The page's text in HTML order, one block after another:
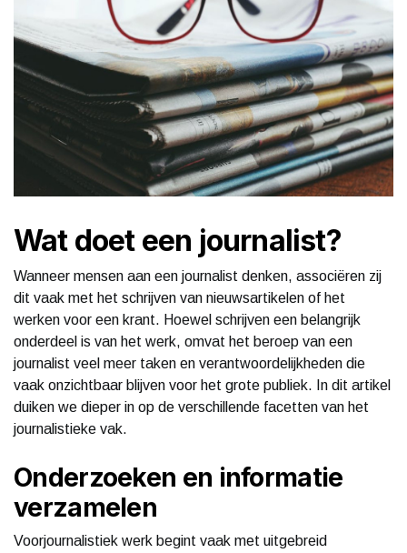
Wat doet een journalist?
Wanneer mensen aan een journalist denken, associëren zij
dit vaak met het schrijven van nieuwsartikelen of het
werken voor een krant. Hoewel schrijven een belangrijk
onderdeel is van het werk, omvat het beroep van een
journalist veel meer taken en verantwoordelijkheden die
vaak onzichtbaar blijven voor het grote publiek. In dit artikel
duiken we dieper in op de verschillende facetten van het
journalistieke vak.
Onderzoeken en informatie
verzamelen
Voorjournalistiek werk begint vaak met uitgebreid